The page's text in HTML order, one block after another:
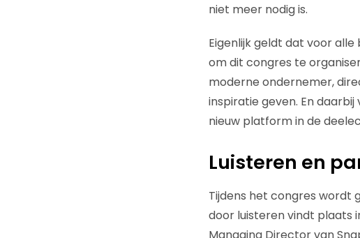
niet meer nodig is.
Eigenlijk geldt dat voor
om dit congres te
moderne ondernemer,
inspiratie geven. En
nieuw platform in de
Luisteren en
Tijdens het congres wordt
door luisteren vindt plaats
Managing Director van